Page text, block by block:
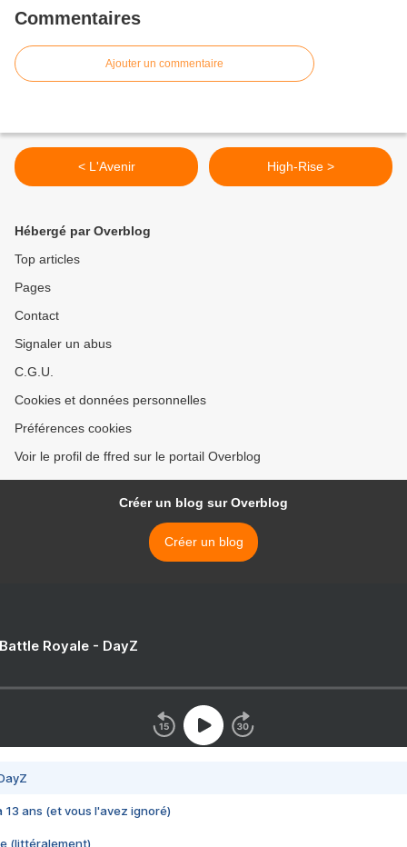
Commentaires
Ajouter un commentaire
< L'Avenir High-Rise >
Hébergé par Overblog
Top articles
Pages
Contact
Signaler un abus
C.G.U.
Cookies et données personnelles
Préférences cookies
Voir le profil de ffred sur le portail Overblog
Créer un blog sur Overblog
Créer un blog
Royale - DayZ
13 ans (et vous l'avez ignoré)
(littéralement)